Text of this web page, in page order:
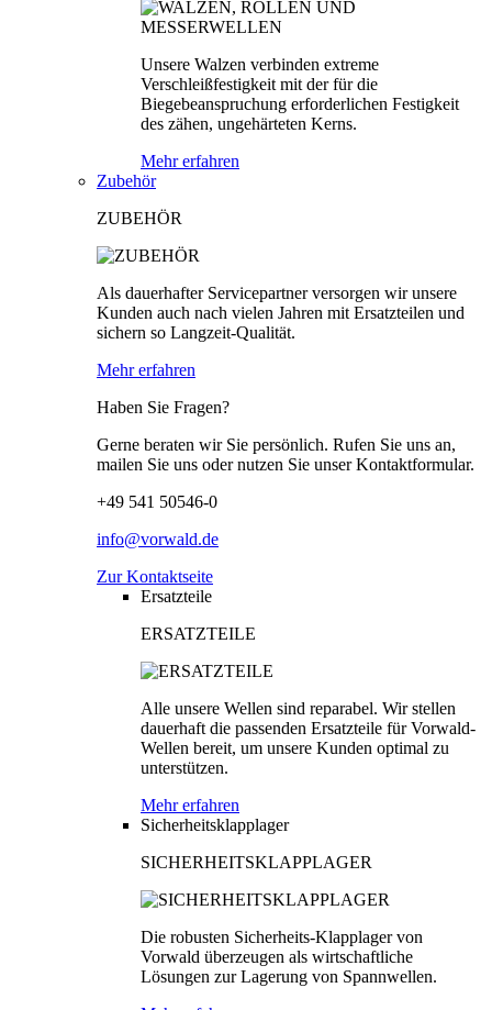
Unsere Walzen verbinden extreme
Verschleißfestigkeit mit der für die
Biegebeanspruchung erforderlichen Festigkeit
des zähen, ungehärteten Kerns.
Mehr erfahren
Zubehör
ZUBEHÖR
Als dauerhafter Servicepartner versorgen wir unsere
Kunden auch nach vielen Jahren mit Ersatzteilen und
sichern so Langzeit-Qualität.
Mehr erfahren
Haben Sie Fragen?
Gerne beraten wir Sie persönlich. Rufen Sie uns an,
mailen Sie uns oder nutzen Sie unser Kontaktformular.
+49 541 50546-0
info@vorwald.de
Zur Kontaktseite
Ersatzteile
ERSATZTEILE
Alle unsere Wellen sind reparabel. Wir stellen
dauerhaft die passenden Ersatzteile für Vorwald-
Wellen bereit, um unsere Kunden optimal zu
unterstützen.
Mehr erfahren
Sicherheitsklapplager
SICHERHEITSKLAPPLAGER
Die robusten Sicherheits-Klapplager von
Vorwald überzeugen als wirtschaftliche
Lösungen zur Lagerung von Spannwellen.